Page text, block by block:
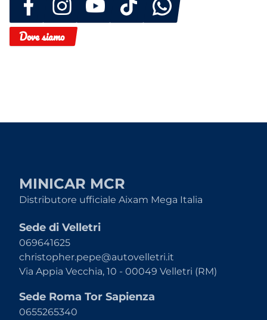
Dove siamo
MINICAR MCR
Distributore ufficiale Aixam Mega Italia
Sede di Velletri
069641625
christopher.pepe@autovelletri.it
Via Appia Vecchia, 10 - 00049 Velletri (RM)
Sede Roma Tor Sapienza
0655265340